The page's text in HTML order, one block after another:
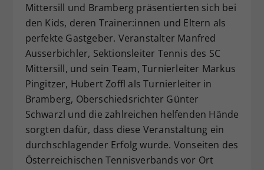
Mittersill und Bramberg präsentierten sich bei
den Kids, deren Trainer:innen und Eltern als
perfekte Gastgeber. Veranstalter Manfred
Ausserbichler, Sektionsleiter Tennis des SC
Mittersill, und sein Team, Turnierleiter Markus
Pingitzer, Hubert Zoffl als Turnierleiter in
Bramberg, Oberschiedsrichter Günter
Schwarzl und die zahlreichen helfenden Hände
sorgten dafür, dass diese Veranstaltung ein
durchschlagender Erfolg wurde. Vonseiten des
Österreichischen Tennisverbands vor Ort